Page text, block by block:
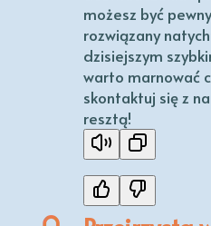
możesz być
rozwiązany
dzisiejszym
warto marnować
skontaktuj się z
resztą!